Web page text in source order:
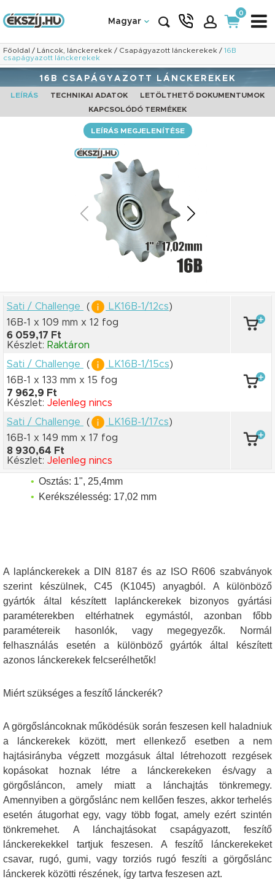
Magyar
0
Főoldal / Láncok, lánckerekek / Csapágyazott lánckerekek / 16B
csapágyazott lánckerekek
16B CSAPÁGYAZOTT LÁNCKEREKEK
LEÍRÁS TECHNIKAI ADATOK
LETÖLTHETŐ DOKUMENTUMOK
KAPCSOLÓDÓ TERMÉKEK
LEÍRÁS MEGJELENÍTÉSE
Sati / Challenge ( LK16B-1/12cs)
16B-1 x 109 mm x 12 fog
6 059,17 Ft
Készlet: Raktáron
Sati / Challenge
( LK16B-1/15cs)
16B-1 x 133 mm x 15 fog
7 962,9 Ft
Készlet: Jelenleg nincs
Sati / Challenge
( LK16B-1/17cs)
16B-1 x 149 mm x 17 fog
8 930,64 Ft
Készlet: Jelenleg nincs
Osztás: 1", 25,4mm
Kerékszélesség: 17,02 mm
A laplánckerekek a DIN 8187 és az ISO R606 szabványok
szerint készülnek, C45 (K1045) anyagból. A különböző
gyártók által készített laplánckerekek bizonyos gyártási
paraméterekben eltérhatnek egymástól, azonban főbb
paramétereik hasonlók, vagy megegyezők. Normál
felhasználás esetén a különböző gyártók által készített
azonos lánckerekek felcserélhetők!
Miért szükséges a feszítő lánckerék?
A görgősláncoknak működésük során feszesen kell haladniuk
a lánckerekek között, mert ellenkező esetben a nem
hajtásirányba végzett mozgásuk által létrehozott rezgések
kopásokat hoznak létre a lánckerekeken és/vagy a
görgősláncon, amely miatt a lánchajtás tönkremegy.
Amennyiben a görgőslánc nem kellően feszes, akkor terhelés
esetén átugorhat egy, vagy több fogat, amely ezért szintén
tönkremehet. A lánchajtásokat csapágyazott, feszítő
lánckerekekkel tartjuk feszesen. A feszítő lánckerekeket
csavar, rugó, gumi, vagy torziós rugó feszíti a görgőslánc
lánckerek közötti részének, így tartva feszesen azt.